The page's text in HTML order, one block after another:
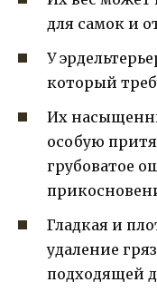
для самок и
У
который
Их
особую
грубоватое
Гладкая и
удаление
подходящей